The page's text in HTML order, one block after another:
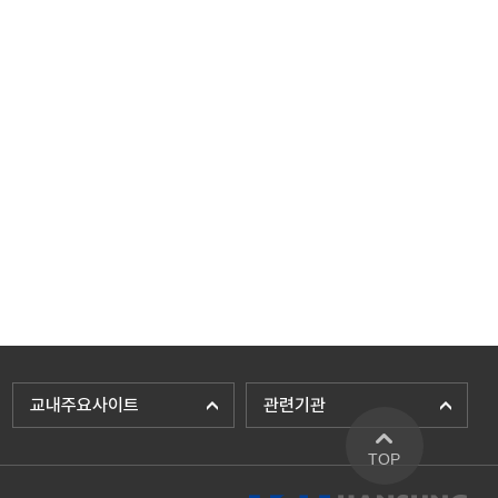
교내주요사이트 관련기관
TOP